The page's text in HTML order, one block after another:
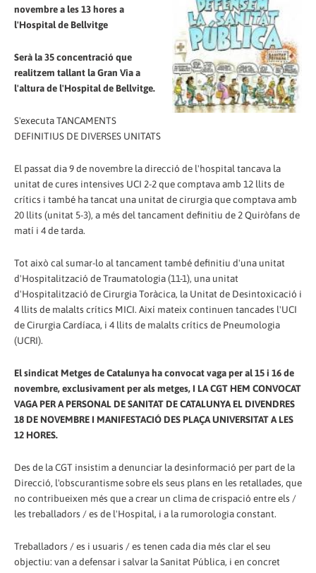
novembre a les 13 hores a
l'Hospital de Bellvitge
Serà la 35 concentració que
realitzem tallant la Gran Via a
l'altura de l'Hospital de Bellvitge.
S'executa TANCAMENTS
DEFINITIUS DE DIVERSES UNITATS
El passat dia 9 de novembre la direcció de l'hospital tancava la
unitat de cures intensives UCI 2-2 que comptava amb 12 llits de
crítics i també ha tancat una unitat de cirurgia que comptava amb
20 llits (unitat 5-3), a més del tancament definitiu de 2 Quiròfans de
matí i 4 de tarda.
Tot això cal sumar-lo al tancament també definitiu d'una unitat
d'Hospitalització de Traumatologia (11-1), una unitat
d'Hospitalització de Cirurgia Toràcica, la Unitat de Desintoxicació i
4 llits de malalts crítics MICI. Així mateix continuen tancades l'UCI
de Cirurgia Cardíaca, i 4 llits de malalts crítics de Pneumologia
(UCRI).
El sindicat Metges de Catalunya ha convocat vaga per al 15 i 16 de
novembre, exclusivament per als metges, I LA CGT HEM CONVOCAT
VAGA PER A PERSONAL DE SANITAT DE CATALUNYA EL DIVENDRES
18 DE NOVEMBRE I MANIFESTACIÓ DES PLAÇA UNIVERSITAT A LES
12 HORES.
Des de la CGT insistim a denunciar la desinformació per part de la
Direcció, l'obscurantisme sobre els seus plans en les retallades, que
no contribueixen més que a crear un clima de crispació entre els /
les treballadors / es de l'Hospital, i a la rumorologia constant.
Treballadors / es i usuaris / es tenen cada dia més clar el seu
objectiu: van a defensar i salvar la Sanitat Pública, i en concret